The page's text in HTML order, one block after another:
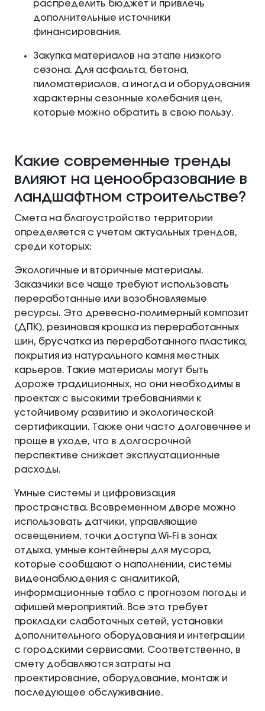
распределить бюджет и привлечь
дополнительные источники
финансирования.
Закупка материалов на этапе низкого
сезона. Для асфальта, бетона,
пиломатериалов, а иногда и оборудования
характерны сезонные колебания цен,
которые можно обратить в свою пользу.
Какие современные тренды
влияют на ценообразование в
ландшафтном строительстве?
Смета на благоустройство территории
определяется с учетом актуальных трендов,
среди которых:
Экологичные и вторичные материалы.
Заказчики все чаще требуют использовать
переработанные или возобновляемые
ресурсы. Это древесно-полимерный композит
(ДПК), резиновая крошка из переработанных
шин, брусчатка из переработанного пластика,
покрытия из натурального камня местных
карьеров. Такие материалы могут быть
дороже традиционных, но они необходимы в
проектах с высокими требованиями к
устойчивому развитию и экологической
сертификации. Также они часто долговечнее и
проще в уходе, что в долгосрочной
перспективе снижает эксплуатационные
расходы.
Умные системы и цифровизация
пространства. Всовременном дворе можно
использовать датчики, управляющие
освещением, точки доступа Wi-Fi в зонах
отдыха, умные контейнеры для мусора,
которые сообщают о наполнении, системы
видеонаблюдения с аналитикой,
информационные табло с прогнозом погоды и
афишей мероприятий. Все это требует
прокладки слаботочных сетей, установки
дополнительного оборудования и интеграции
с городскими сервисами. Соответственно, в
смету добавляются затраты на
проектирование, оборудование, монтаж и
последующее обслуживание.